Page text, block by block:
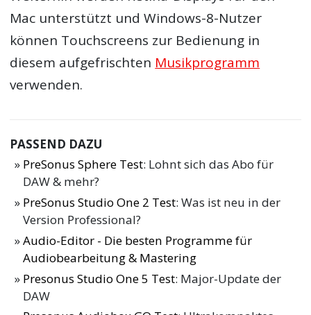
Mac unterstützt und Windows-8-Nutzer
können Touchscreens zur Bedienung in
diesem aufgefrischten Musikprogramm
verwenden.
PASSEND DAZU
PreSonus Sphere Test: Lohnt sich das Abo für
DAW & mehr?
PreSonus Studio One 2 Test: Was ist neu in der
Version Professional?
Audio-Editor - Die besten Programme für
Audiobearbeitung & Mastering
Presonus Studio One 5 Test: Major-Update der
DAW